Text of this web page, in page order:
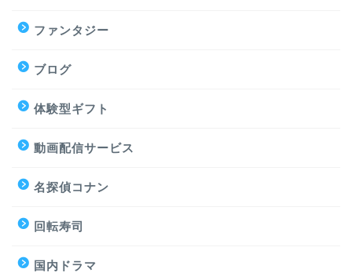
ファンタジー
ブログ
体験型ギフト
動画配信サービス
名探偵コナン
回転寿司
国内ドラマ